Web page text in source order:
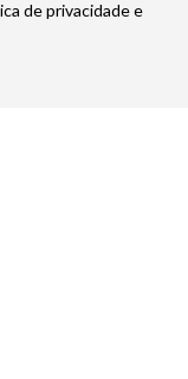
de privacidade e